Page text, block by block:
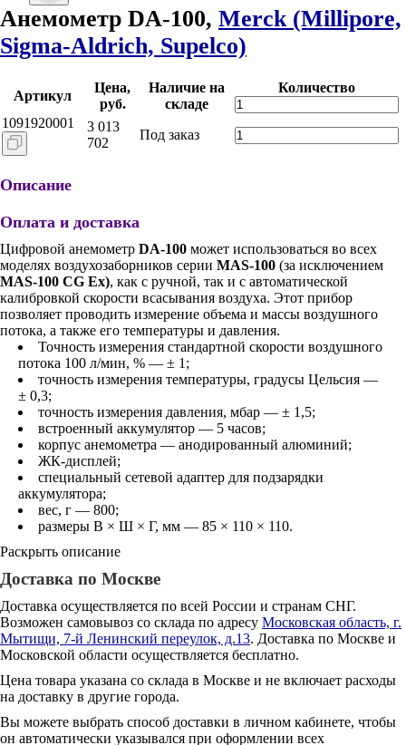
Анемометр DA-100, Merck (Millipore,
Sigma-Aldrich, Supelco)
Артикул
Цена,
руб.
Наличие на
складе
Количество
1091920001
3 013
702
Под заказ
Описание
Оплата и доставка
Цифровой анемометр DA-100 может использоваться во всех
моделях воздухозаборников серии MAS-100 (за исключением
MAS-100 CG Ex), как с ручной, так и с автоматической
калибровкой скорости всасывания воздуха. Этот прибор
позволяет проводить измерение объема и массы воздушного
потока, а также его температуры и давления.
Точность измерения стандартной скорости воздушного
потока 100 л/мин, % — ± 1;
точность измерения температуры, градусы Цельсия —
± 0,3;
точность измерения давления, мбар — ± 1,5;
встроенный аккумулятор — 5 часов;
корпус анемометра — анодированный алюминий;
ЖК-дисплей;
специальный сетевой адаптер для подзарядки
аккумулятора;
вес, г — 800;
размеры В × Ш × Г, мм — 85 × 110 × 110.
Раскрыть описание
Доставка по Москве
Доставка осуществляется по всей России и странам СНГ.
Возможен самовывоз со склада по адресу Московская область, г.
Мытищи, 7-й Ленинский переулок, д.13. Доставка по Москве и
Московской области осуществляется бесплатно.
Цена товара указана со склада в Москве и не включает расходы
на доставку в другие города.
Вы можете выбрать способ доставки в личном кабинете, чтобы
он автоматически указывался при оформлении всех